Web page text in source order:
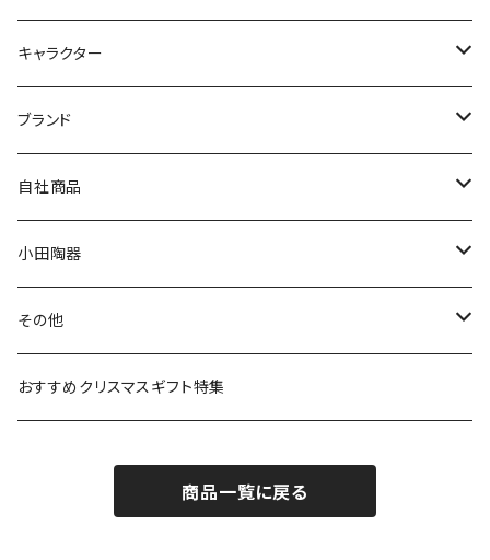
九谷焼
マグ＆カップ
プレート
ボウル
ガラスウェア
カトラリー
キャラクター
ムーミン
80th記念アイテム
リトルミイの日記念アイテム
MOOMIN ANIMATION
スヌーピー
ピーターラビット
ポケットモンスター
mofusand（モフサンド）
ブランド
LA AMYS(エミーズ)
LISA LARSON(リサラーソン)
LAURA ASHLEY(ローラ アシュレイ)
Finlayson(フィンレイソン)
自社商品
ねこ企画
Cecera(セセラ)
CELEC(セレック)
小田陶器
さざなみ
吉祥
メイメイウェア
その他
リサイクル食器
おすすめクリスマスギフト特集
商品一覧に戻る